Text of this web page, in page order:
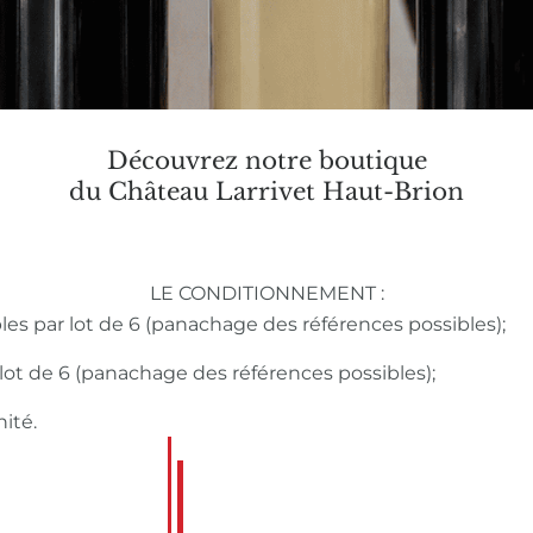
Découvrez notre boutique
du Château Larrivet Haut-Brion
LE CONDITIONNEMENT :
par lot de 6 (panachage des références possibles);
de 6 (panachage des références possibles);